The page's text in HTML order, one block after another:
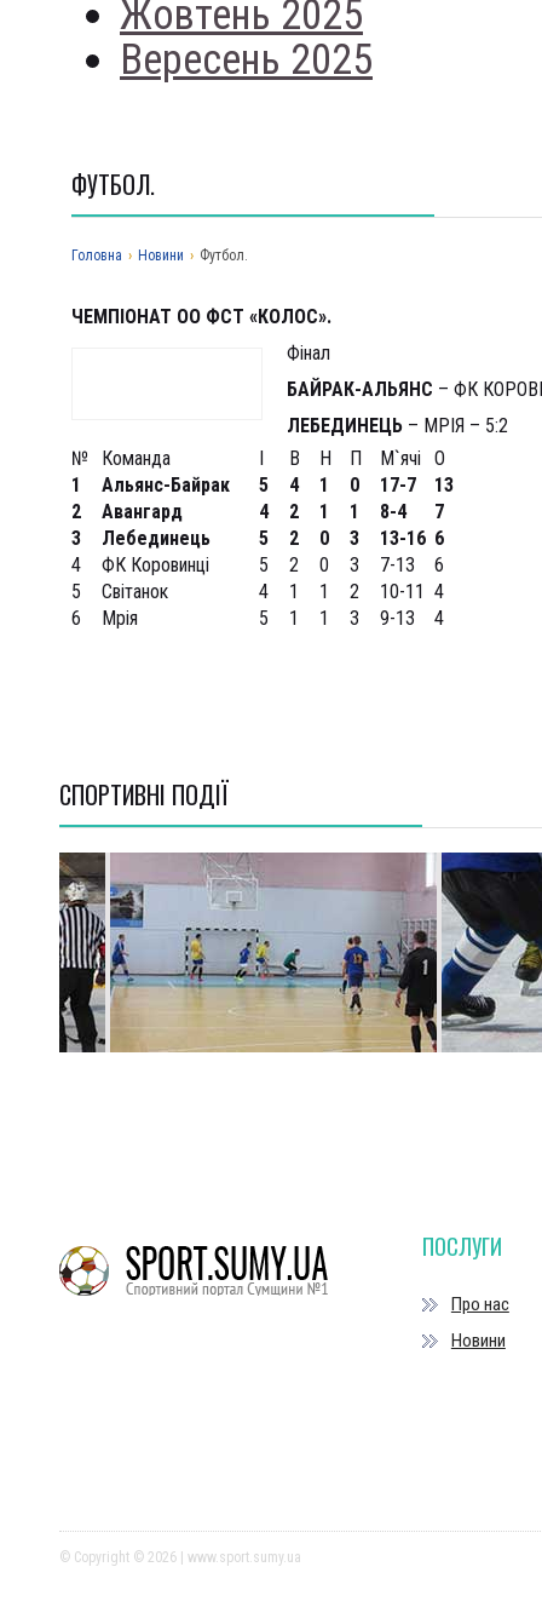
Жовтень 2025
Вересень 2025
ФУТБОЛ.
Головна › Новини › Футбол.
ЧЕМПІОНАТ ОО ФСТ «КОЛОС».
Фінал
БАЙРАК-АЛЬЯНС – ФК
ЛЕБЕДИНЕЦЬ – МРІЯ – 5:2
№
Команда І В Н П М`ячі О
1
Альянс-Байрак 5 4 1 0 17-7
13
2
Авангард 4 2 1 1 8-4
7
3
Лебединець 5 2 0 3 13-16 6
4
ФК Коровинці 5 2 0 3 7-13
6
5
Світанок 4 1 1 2 10-11 4
6
Мрія 5 1 1 3 9-13 4
СПОРТИВНI ПОДІЇ
ПОСЛУГИ
Про нас
Новини
© Copyright © 2026 | www.sport.sumy.ua